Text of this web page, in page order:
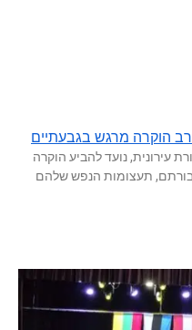
עירונית, נועד להביע הוקרה
תעצומות הנפש שלהם